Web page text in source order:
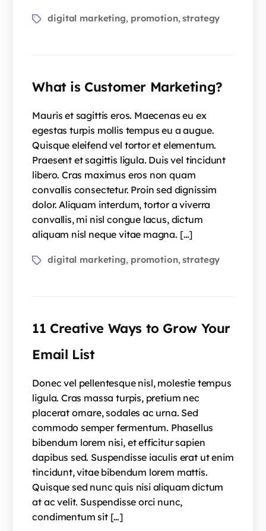
digital marketing, promotion,strategy
What is Customer Marketing?
Mauris et sagittis eros. Maecenas eu ex
egestas turpis mollis tempus eu a augue.
Quisque eleifend vel tortor et elementum.
Praesent et sagittis ligula. Duis vel tincidunt
libero. Cras maximus eros non quam
convallis consectetur. Proin sed dignissim
dolor. Aliquam interdum, tortor a viverra
convallis, mi nisl congue lacus, dictum
aliquam nisl neque vitae magna. […]
digital marketing, promotion,strategy
11 Creative Ways to Grow Your
Email List
Donec vel pellentesque nisl, molestie tempus
ligula. Cras massa turpis, pretium nec
placerat ornare, sodales ac urna. Sed
commodo semper fermentum. Phasellus
bibendum lorem nisi, et efficitur sapien
dapibus sed. Suspendisse iaculis erat ut enim
tincidunt, vitae bibendum lorem mattis.
Quisque sed nunc quis nisi aliquam dictum
at ac velit. Suspendisse orci nunc,
condimentum sit […]